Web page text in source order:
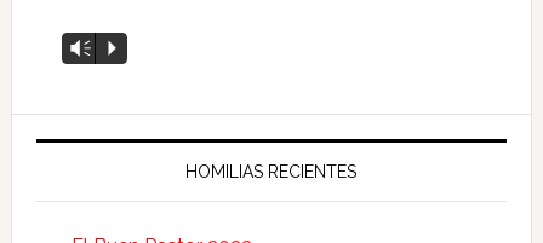
Reproductor
audio
Vm P
HOMILIAS RECIENTES